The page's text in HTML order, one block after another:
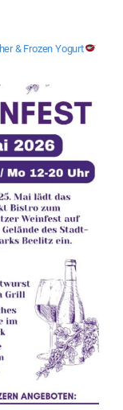
& Frozen Yogurt